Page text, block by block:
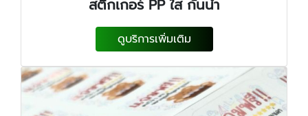
สติกเกอร์ PP ใส กันน้ำ
ดูบริการเพิ่มเติม